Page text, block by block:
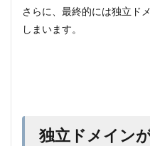
さらに、最終的には独立ド
しまいます。
独立ドメイン